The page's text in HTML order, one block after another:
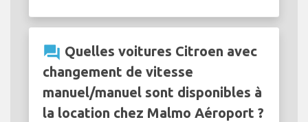
question_answer Quelles voitures Citroen avec
changement de vitesse
manuel/manuel sont disponibles à
la location chez Malmo Aéroport ?